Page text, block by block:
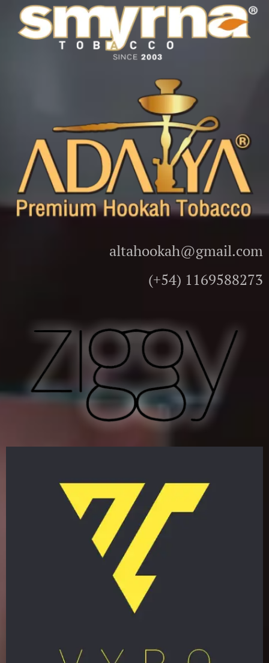
altahookah@gmail.com
(+54) 1169588273